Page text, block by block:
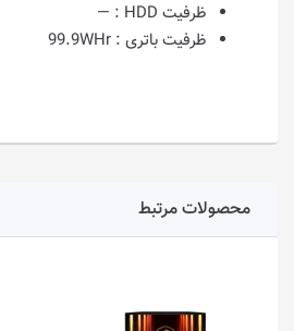
ظرفیت HDD :
—
ظرفیت باتری : 99.9WHr
محصولات مرتبط